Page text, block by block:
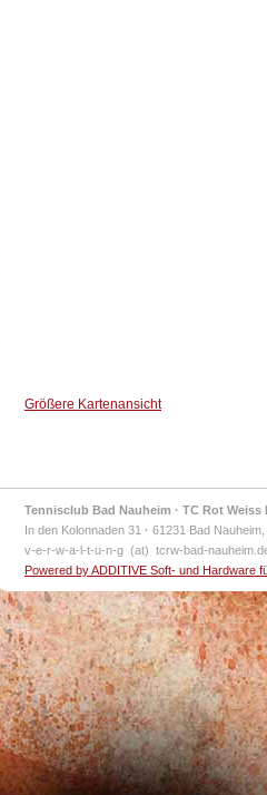
Größere Kartenansicht
Tennisclub Bad Nauheim · TC Rot Weiss
In den Kolonnaden 31 · 61231 Bad
v-e-r-w-a-l-t-u-n-g (at) tcrw-bad-
Powered by ADDITIVE Soft- und Hardware